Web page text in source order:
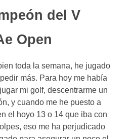
del V
Open
toda la semana, he jugado
más. Para hoy me había
mi golf, descentrarme un
y cuando me he puesto a
el hoyo 13 o 14 que iba con
eso me ha perjudicado